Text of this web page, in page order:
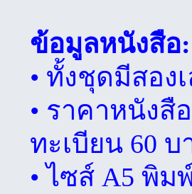
ข้อมูลหนังสือ:
• ทั้งชุดมีสอง
• ราคาหนังสื
ทะเบียน 60
• ไซส์ A5 พิ